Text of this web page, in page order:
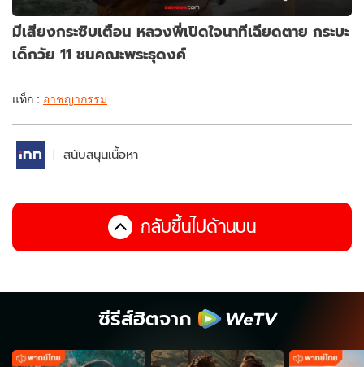
มีเสียงกระซิบเตือน หลวงพี่เปิดใจนาทีเฉียดตาย กระบะ
เด็กวัย 11 ชนคณะพระธุดงค์
แท็ก : อาชญากรรม
สนับสนุนเนื้อหา
กลับขึ้นไปด้านบน
ซีรีส์ฮิตจาก